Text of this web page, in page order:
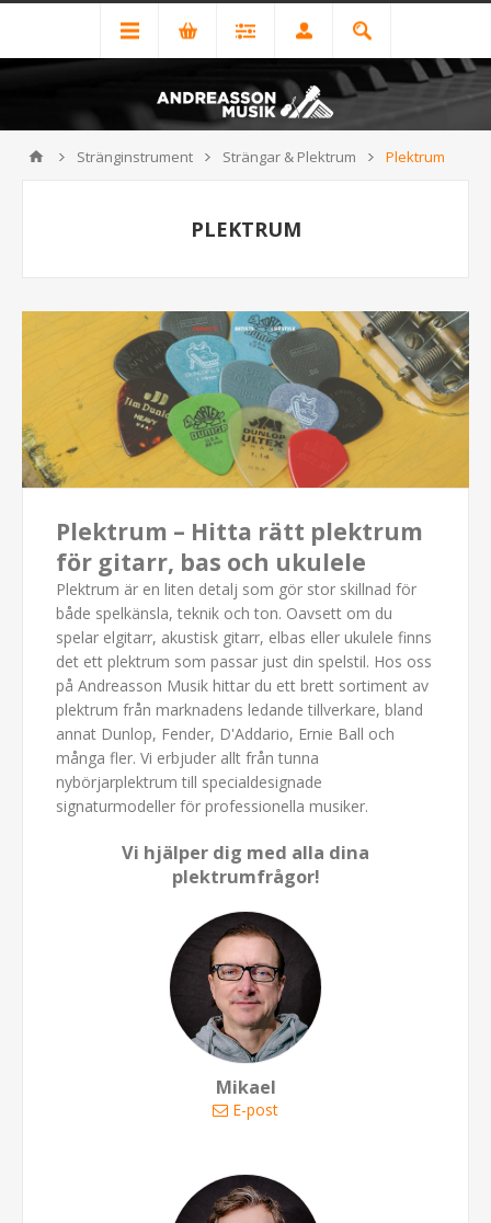
Stränginstrument Strängar & Plektrum Plektrum
PLEKTRUM
Plektrum – Hitta rätt plektrum
för gitarr, bas och ukulele
Plektrum är en liten detalj som gör stor skillnad för
både spelkänsla, teknik och ton. Oavsett om du
spelar elgitarr, akustisk gitarr, elbas eller ukulele finns
det ett plektrum som passar just din spelstil. Hos oss
på Andreasson Musik hittar du ett brett sortiment av
plektrum från marknadens ledande tillverkare, bland
annat Dunlop, Fender, D'Addario, Ernie Ball och
många fler. Vi erbjuder allt från tunna
nybörjarplektrum till specialdesignade
signaturmodeller för professionella musiker.
Vi hjälper dig med alla dina
plektrumfrågor!
Mikael
E-post